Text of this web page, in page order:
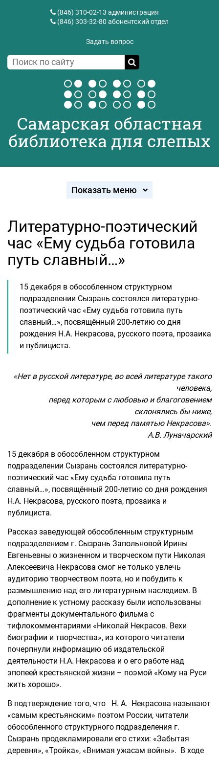
(846) 310-02-13 администрация
(846) 303-32-80 абонентский отдел
Задать вопрос
Самарская областная
библиотека для слепых
Показать меню
Литературно-поэтический
час «Ему судьба готовила
путь славный…»
15 декабря в обособленном структурном
подразделении Сызрань состоялся литературно-
поэтический час «Ему судьба готовила путь
славный…», посвящённый 200-летию со дня
рождения Н.А. Некрасова, русского поэта, прозаика
и публициста.
«Нет в русской литературе, во всей литературе такого
человека,
перед которым с любовью и благоговением
склонялись бы ниже,
чем перед памятью Некрасова».
А.В. Луначарский
15 декабря в обособленном структурном
подразделении Сызрань состоялся литературно-
поэтический час «Ему судьба готовила путь
славный…», посвящённый 200-летию со дня рождения
Н.А. Некрасова, русского поэта, прозаика и
публициста.
Рассказ заведующей обособленным структурным
подразделением г. Сызрань Запольновой Ирины
Евгеньевны о жизненном и творческом пути Николая
Алексеевича Некрасова смог не только увлечь
аудиторию творчеством поэта, но и побудить к
размышлению над его литературным наследием. В
дополнение к устному рассказу были использованы
фрагменты документального фильма с
тифлокомментариями «Николай Некрасов. Вехи
биографии и творчества», из которого читатели
почерпнули информацию об издательской
деятельности Н.А. Некрасова и о его работе над
эпопеей крестьянской жизни – поэмой «Кому на Руси
жить хорошо».
В подтверждение того, что Н. А. Некрасова называют
«самым крестьянским» поэтом России, читатели
обособленного структурного подразделения г.
Сызрань продекламировали его стихи: «Забытая
деревня», «Тройка», «Внимая ужасам войны». В ходе